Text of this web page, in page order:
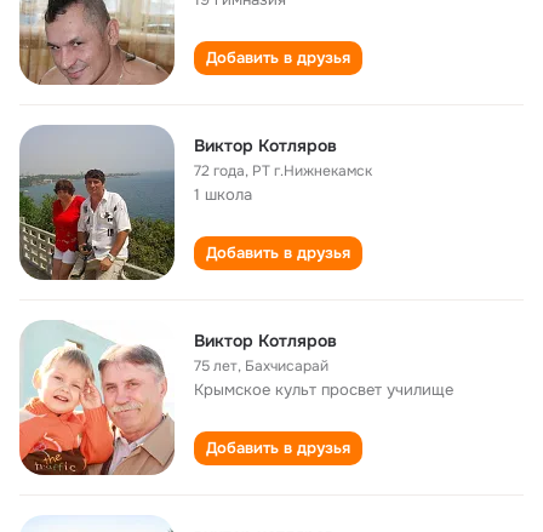
Добавить в друзья
Виктор Котляров
72 года, РТ г.Нижнекамск
1 школа
Добавить в друзья
Виктор Котляров
75 лет, Бахчисарай
Крымское культ просвет училище
Добавить в друзья